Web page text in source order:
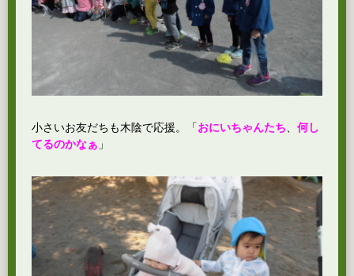
小さいお友だちも木陰で応援。「おにいちゃんたち、 何し
てるのかなぁ 」